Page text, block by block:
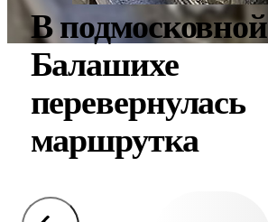
В подмосковной
Балашихе
перевернулась
маршрутка